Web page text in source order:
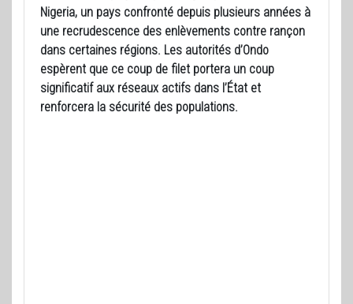
Nigeria, un pays confronté depuis plusieurs années à
une recrudescence des enlèvements contre rançon
dans certaines régions. Les autorités d’Ondo
espèrent que ce coup de filet portera un coup
significatif aux réseaux actifs dans l’État et
renforcera la sécurité des populations.